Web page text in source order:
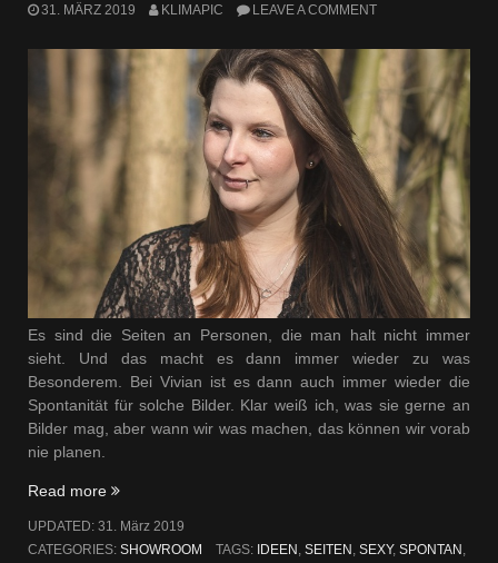
31. MÄRZ 2019 KLIMAPIC LEAVE A COMMENT
Es sind die Seiten an Personen, die man halt nicht immer
sieht. Und das macht es dann immer wieder zu was
Besonderem. Bei Vivian ist es dann auch immer wieder die
Spontanität für solche Bilder. Klar weiß ich, was sie gerne an
Bilder mag, aber wann wir was machen, das können wir vorab
nie planen.
Read more „Andere
UPDATED: 31. März 2019
CATEGORIES: SHOWROOM TAGS: IDEEN , SEITEN , SEXY, SPONTAN ,